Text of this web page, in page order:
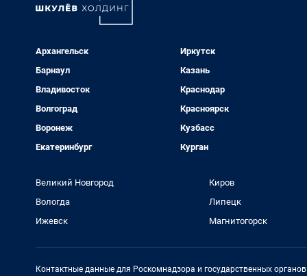
Архангельск
Барнаул
Владивосток
Волгоград
Воронеж
Екатеринбург
Иркутск
Казань
Краснодар
Красноярск
Кузбасс
Курган
Великий Новгород
Вологда
Ижевск
Киров
Липецк
Магнитогорск
Контактные данные для Роскомнадзора и государственных органов